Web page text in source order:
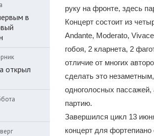
в
открыл
руку на фронте, здесь
Концерт состоит из
Andante, Moderato,
гобоя, 2 кларнета, 2
отличие от многих
сделать это
одноголосных
партию.
Завершился цикл 13
концерт для